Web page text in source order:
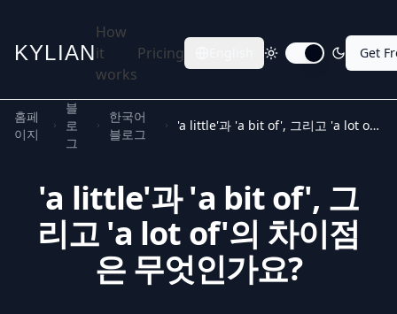
KYLIAN
How
it
works
Pricing Toggle dark mode
Get
홈페
이지
블
로
그
한국어
블로그
'a little'과 'a bit of', 그리고 'a lot of'의 차이점은 무엇인가요?
'a little'과 'a bit of', 그
리고 'a lot of'의 차이점
은 무엇인가요?